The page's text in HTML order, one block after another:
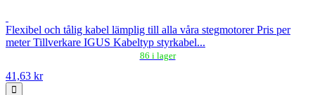
Flexibel och tålig kabel lämplig till alla våra stegmotorer Pris per
meter Tillverkare IGUS Kabeltyp styrkabel...
86 i lager
41,63 kr